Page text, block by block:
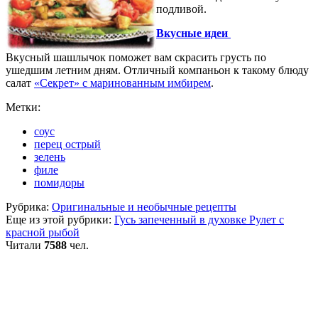
подливой.
Вкусные идеи
Вкусный шашлычок поможет вам скрасить грусть по
ушедшим летним дням. Отличный компаньон к такому блюду
салат «Секрет» с маринованным имбирем.
Метки:
соус
перец острый
зелень
филе
помидоры
Рубрика: Оригинальные и необычные рецепты
Еще из этой рубрики: Гусь запеченный в духовке Рулет с
красной рыбой
Читали 7588 чел.